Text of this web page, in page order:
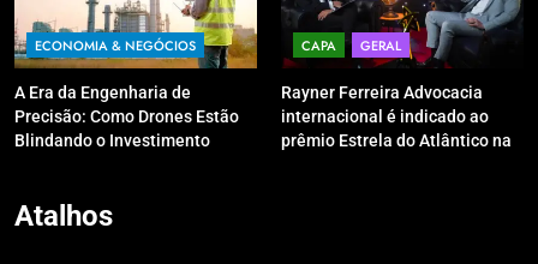
ECONOMIA & NEGÓCIOS
A Era da Engenharia de
Precisão: Como Drones Estão
Blindando o Investimento
CAPA GERAL
Rayner Ferreira Advocacia
internacional é indicado ao
prêmio Estrela do Atlântico na
Atalhos